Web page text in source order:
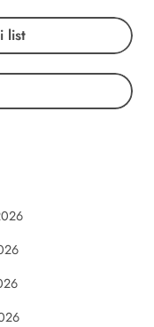
list